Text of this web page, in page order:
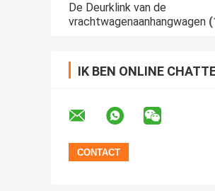
De Deurklink van de
vrachtwagenaanhangwagen
IK BEN ONLINE